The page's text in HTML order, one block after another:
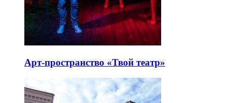
Арт-пространство «Твой театр»